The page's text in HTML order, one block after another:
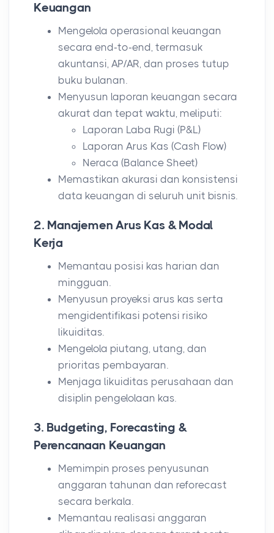
Keuangan
Mengelola operasional keuangan
secara end-to-end, termasuk
akuntansi, AP/AR, dan proses tutup
buku bulanan.
Menyusun laporan keuangan secara
akurat dan tepat waktu, meliputi:
Laporan Laba Rugi (P&L)
Laporan Arus Kas (Cash Flow)
Neraca (Balance Sheet)
Memastikan akurasi dan konsistensi
data keuangan di seluruh unit bisnis.
2. Manajemen Arus Kas & Modal
Kerja
Memantau posisi kas harian dan
mingguan.
Menyusun proyeksi arus kas serta
mengidentifikasi potensi risiko
likuiditas.
Mengelola piutang, utang, dan
prioritas pembayaran.
Menjaga likuiditas perusahaan dan
disiplin pengelolaan kas.
3. Budgeting, Forecasting &
Perencanaan Keuangan
Memimpin proses penyusunan
anggaran tahunan dan reforecast
secara berkala.
Memantau realisasi anggaran